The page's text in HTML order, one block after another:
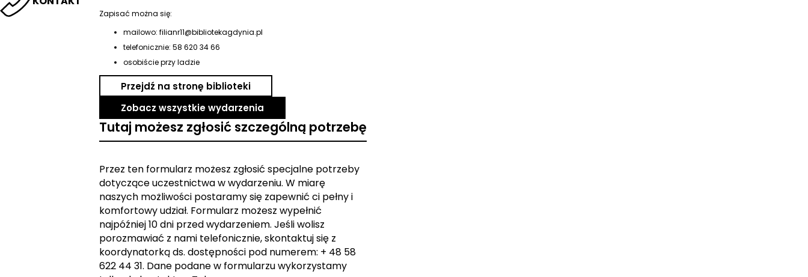
Zapisać można się:
mailowo: filianr11@bibliotekagdynia.pl
telefonicznie: 58 620 34 66
osobiście przy ladzie
Przejdź na stronę biblioteki
Zobacz wszystkie wydarzenia
Tutaj możesz zgłosić szczególną potrzebę
Przez ten formularz możesz zgłosić specjalne potrzeby
dotyczące uczestnictwa w wydarzeniu. W miarę
naszych możliwości postaramy się zapewnić ci pełny i
komfortowy udział. Formularz możesz wypełnić
najpóźniej 10 dni przed wydarzeniem. Jeśli wolisz
porozmawiać z nami telefonicznie, skontaktuj się z
koordynatorką ds. dostępności pod numerem: + 48 58
622 44 31. Dane podane w formularzu wykorzystamy